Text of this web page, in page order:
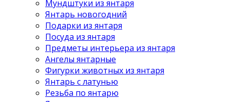
Мундштуки из янтаря
Янтарь новогодний
Подарки из янтаря
Посуда из янтаря
Предметы интерьера из янтаря
Ангелы янтарные
Фигурки животных из янтаря
Янтарь с латунью
Резьба по янтарю